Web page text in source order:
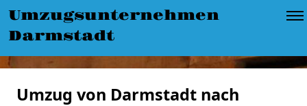
Umzugsunternehmen
Darmstadt
Umzug von Darmstadt nach